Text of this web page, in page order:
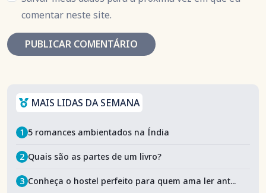
comentar neste site.
MAIS LIDAS DA SEMANA
1 5 romances ambientados na Índia
2 Quais são as partes de um livro?
3 Conheça o hostel perfeito para quem ama ler ant...